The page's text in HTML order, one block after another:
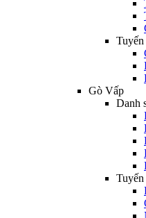
Gò Vấp
Danh